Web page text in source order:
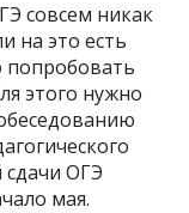
совсем никак
на это есть
попробовать
этого нужно
ОГЭ
мая.